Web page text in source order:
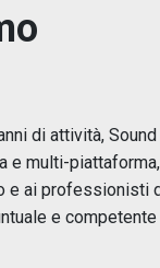
di attività,
e multi-
e ai professionisti
e